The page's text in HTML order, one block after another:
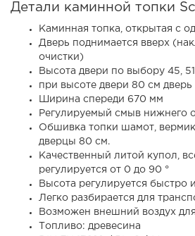
Детали каминной топки
Каминная топка, открытая с
Дверь поднимается вверх
очистки)
Высота двери по выбору 45,
при высоте двери 80 см дверь
Ширина спереди 670 мм
Регулируемый смыв нижнего
Обшивка топки шамот,
дверцы 80 см.
Качественный литой купол,
регулируется от 0 до 90 °
Высота регулируется быстро
Легко разбирается для
Возможен внешний воздух
Топливо: древесина